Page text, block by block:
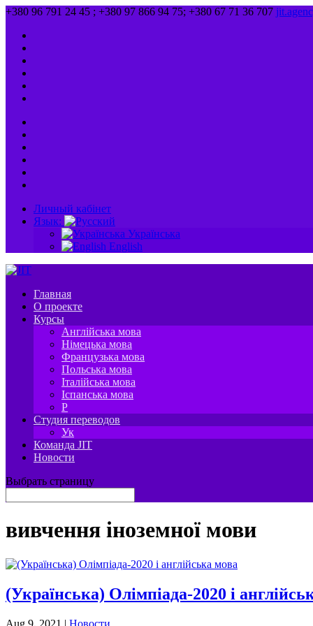
+380 96 791 24 45 ; +380 97 866 94 75; +380 67 71 36 707
Личный кабінет
Язык:
Українська
English
Главная
О проекте
Курсы
Англійська мова
Німецька мова
Французька мова
Польська мова
Італійська мова
Іспанська мова
P
Студия переводов
Ук
Команда JIT
Новости
Выбрать страницу
вивчення іноземної мови
(Українська) Олімпіада-2020 і
Aug 9, 2021 | Новости